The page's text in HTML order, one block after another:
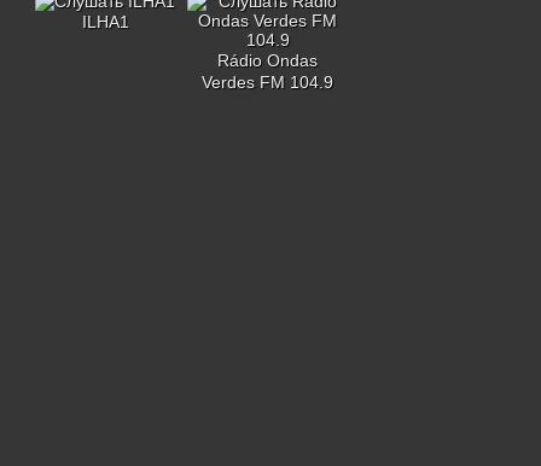
ILHA1
Rádio Ondas
Verdes FM 104.9